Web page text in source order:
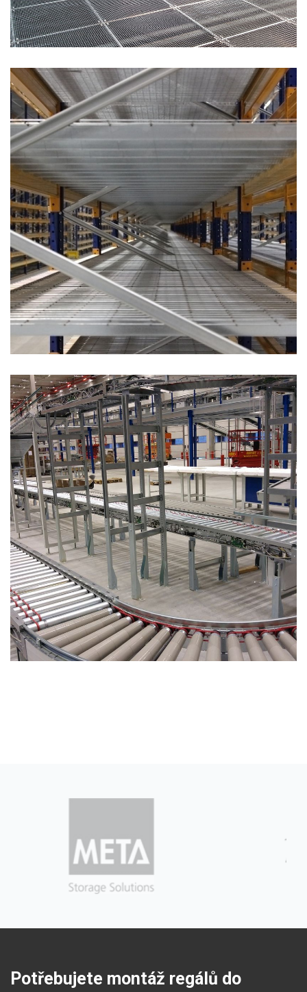
PATROVÁ PLOŠINA S POLICOVÝM SYSTÉMEM -
2015
PALETOVÝ REGÁL - MNICHOV 2014
Potřebujete montáž regálů do